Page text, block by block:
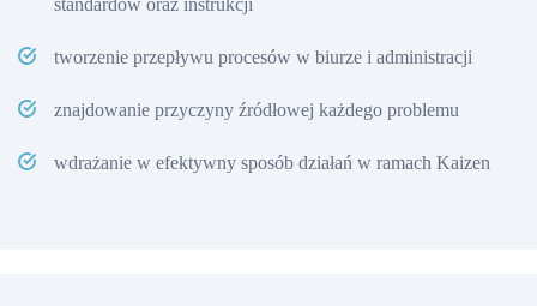
tworzenie przepływu procesów w biurze i administracji
znajdowanie przyczyny źródłowej każdego problemu
wdrażanie w efektywny sposób działań w ramach Kaizen